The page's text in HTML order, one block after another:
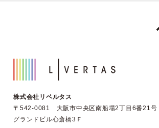
株式会社リベルタス
〒542-0081 大阪市中央区南船場2丁目6番21号
グランドビル心斎橋3Ｆ